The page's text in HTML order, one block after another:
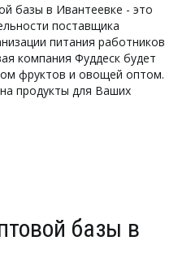
базы в Ивантеевке - это
поставщика
питания работников
компания Фуддеск будет
фруктов и овощей оптом.
продукты для Ваших
базы в